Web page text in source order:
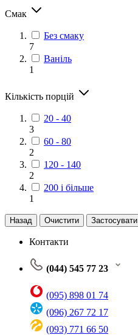
Смак
Без смаку
7
Ваніль
1
Кількість порцій
20 - 40
3
60 - 80
2
120 - 140
2
200 і більше
1
Назад Очистити Застосувати
Контакти
(044) 545 77 23
(095) 898 01 74
(096) 267 72 17
(093) 771 66 50